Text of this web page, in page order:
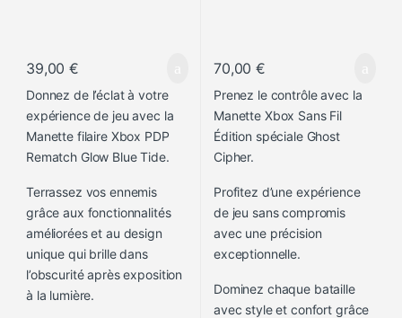
39,00€
Donnez de l’éclat à votre
expérience de jeu avec la
Manette filaire Xbox PDP
Rematch Glow Blue Tide.
Terrassez vos ennemis
grâce aux fonctionnalités
améliorées et au design
unique qui brille dans
l’obscurité après exposition
à la lumière.
70,00€
Prenez le contrôle avec la
Manette Xbox Sans Fil
Édition spéciale Ghost
Cipher.
Profitez d’une expérience
de jeu sans compromis
avec une précision
exceptionnelle.
Dominez chaque bataille
avec style et confort grâce